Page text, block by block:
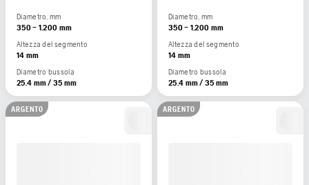
Diametro, mm
350 – 1.200 mm
Altezza del segmento
14 mm
Diametro bussola
25.4 mm / 35 mm
Diametro, mm
350 – 1.200 mm
Altezza del segmento
14 mm
Diametro bussola
25.4 mm / 35 mm
ARGENTO ARGENTO